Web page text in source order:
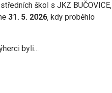
škol s JKZ BUČOVICE,
31. 5. 2026, kdy proběhlo
byli…